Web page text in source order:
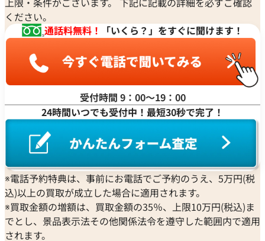
エな
気ブ
選び
方の
ポイ
ント
ください。
通話料無料！
「いくら？」をすぐに聞けます！
受付時間 9：00〜19：00
24時間いつでも受付中！最短30秒で完了！
※電話予約特典は、事前にお電話でご予約のうえ、5万円(税
込)以上の買取が成立した場合に適用されます。
※買取金額の増額は、買取金額の35％、上限10万円(税込)ま
でとし、景品表示法その他関係法令を遵守した範囲内で適用
されます。